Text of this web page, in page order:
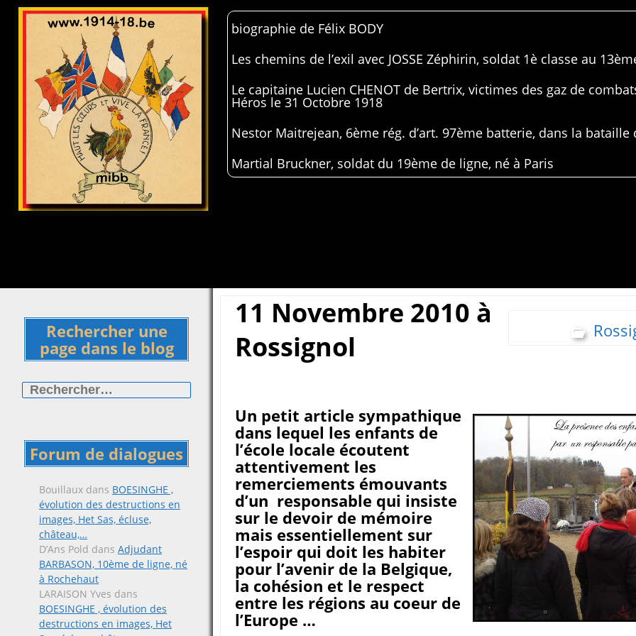
biographie de Félix BODY
Les chemins de l’exil avec JOSSE Zéphirin, soldat 1è classe au
Le capitaine Lucien CHENOT de Bertrix, victimes des gaz de
Héros le 31 Octobre 1918
Nestor Maitrejean, 6ème rég. d’art. 97ème batterie, dans la bataille
Martial Bruckner, soldat du 19ème de ligne, né à Paris
Rechercher une
page dans le blog
Forum de dialogues
Bouillaux dans BOESINGHE ,
évolution des destructions en
images, Het Sas, écluse,
château,…
D’Ans Pold dans Adjudant
BARBASON, 10ème de ligne, né
à Rochehaut
LARAISON Yves dans
BOESINGHE , évolution des
destructions en images, Het
11 Novembre 2010 à
Rossignol
Un petit article sympathique
dans lequel les enfants de
l’école locale écoutent
attentivement les
remerciements émouvants
d’un responsable qui insiste
sur le devoir de mémoire
mais essentiellement sur
l’espoir qui doit les habiter
pour l’avenir de la Belgique,
la cohésion et le respect
entre les régions au coeur de
l’Europe …